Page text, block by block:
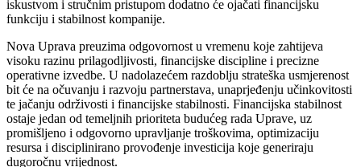
iskustvom i stručnim pristupom dodatno će ojačati financijsku
funkciju i stabilnost kompanije.
Nova Uprava preuzima odgovornost u vremenu koje zahtijeva
visoku razinu prilagodljivosti, financijske discipline i precizne
operativne izvedbe. U nadolazećem razdoblju strateška usmjerenost
bit će na očuvanju i razvoju partnerstava, unaprjeđenju učinkovitosti
te jačanju održivosti i financijske stabilnosti. Financijska stabilnost
ostaje jedan od temeljnih prioriteta budućeg rada Uprave, uz
promišljeno i odgovorno upravljanje troškovima, optimizaciju
resursa i disciplinirano provođenje investicija koje generiraju
dugoročnu vrijednost.